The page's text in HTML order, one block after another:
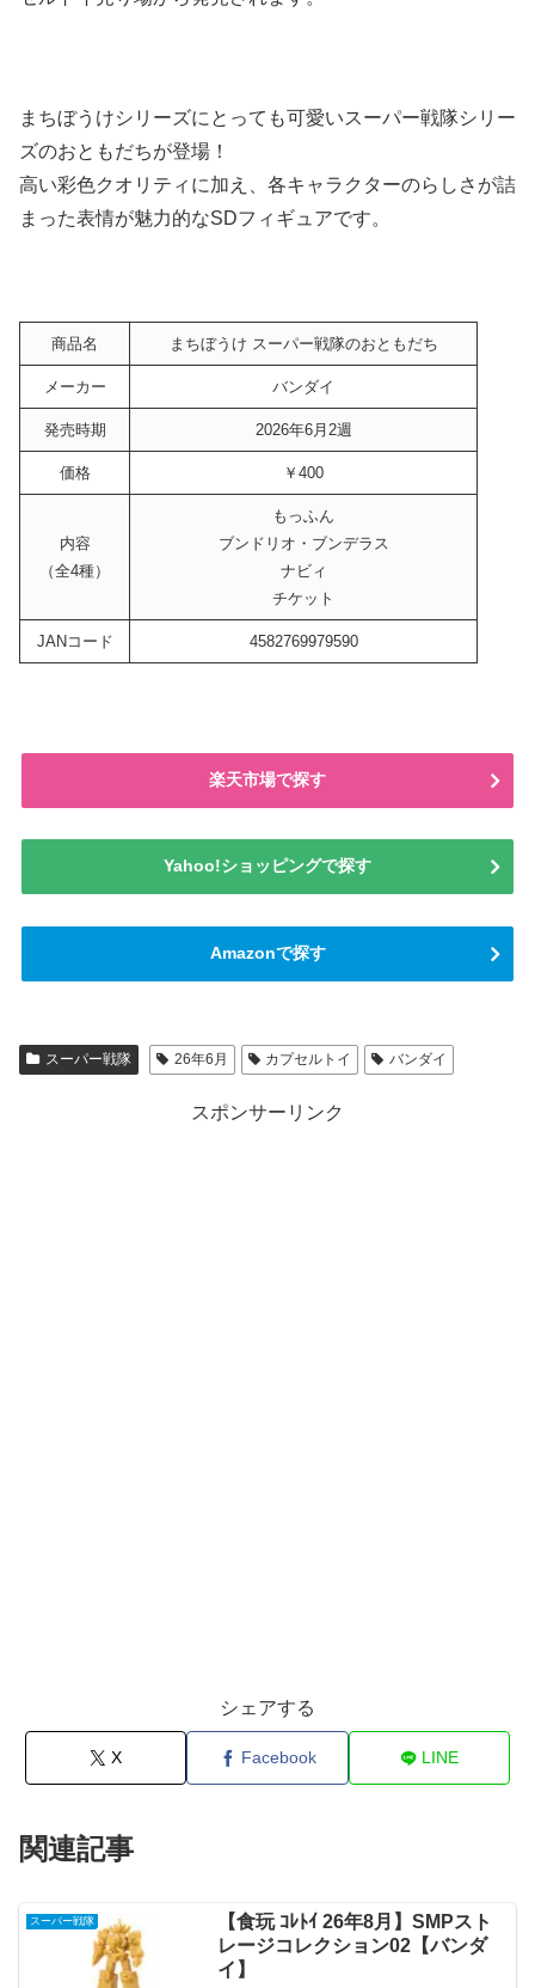
まちぼうけシリーズにとっても可愛いスーパー戦隊シリー
ズのおともだちが登場！
高い彩色クオリティに加え、各キャラクターのらしさが詰
まった表情が魅力的なSDフィギュアです。
商品名 まちぼうけ スーパー戦隊のおともだち
メーカー バンダイ
発売時期 2026年6月2週
価格 ￥400
内容
（全4種）
もっふん
ブンドリオ・ブンデラス
ナビィ
チケット
JANコード 4582769979590
楽天市場で探す
Yahoo!ショッピングで探す
Amazonで探す
スーパー戦隊 26年6月 カプセルトイ バンダイ
スポンサーリンク
シェアする
X Facebook LINE
関連記事
スーパー戦隊
【食玩 ｺﾚﾄｲ 26年8月】SMPスト
レージコレクション02【バンダ
イ】